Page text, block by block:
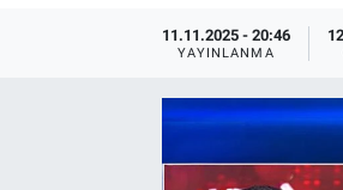
11.11.2025 - 20:46
YAYINLANMA